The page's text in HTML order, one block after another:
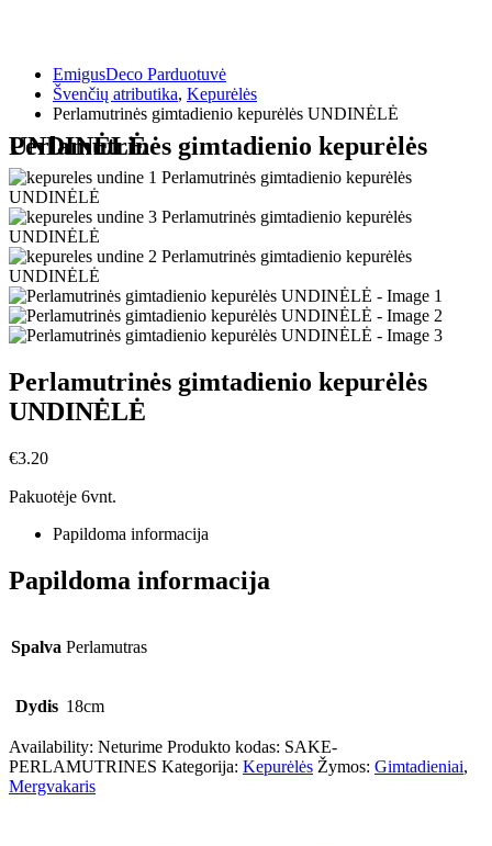
EmigusDeco Parduotuvė
Švenčių atributika, Kepurėlės
Perlamutrinės gimtadienio kepurėlės UNDINĖLĖ
Perlamutrinės gimtadienio kepurėlės UNDINĖLĖ
Perlamutrinės gimtadienio kepurėlės
UNDINĖLĖ
€3.20
Pakuotėje 6vnt.
Papildoma informacija
Papildoma informacija
Spalva Perlamutras
Dydis 18cm
Availability: Neturime Produkto kodas: SAKE-
PERLAMUTRINES Kategorija: Kepurėlės Žymos: Gimtadieniai,
Mergvakaris